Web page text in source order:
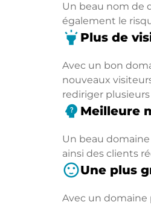
Un beau nom de
également le
highlight Plus de
Avec un bon
nouveaux
rediriger
psychology_alt Meilleure
Un beau
ainsi des clients
sentiment_satisfiedUne plus
Avec un domaine